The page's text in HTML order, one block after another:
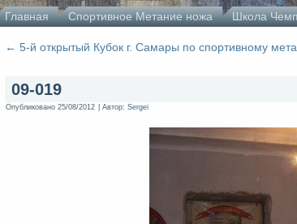
Главная Спортивное Метание ножа Школа
← 5-й открытый Кубок г. Самары по спортивному
09-019
Опубликовано 25/08/2012 Автор: Sergei